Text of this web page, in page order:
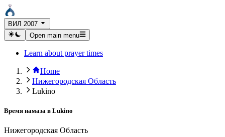
ВИЛ 2007
Open main menu
Learn about prayer times
Home
Нижегородская Область
Lukino
Время намаза в Lukino
Нижегородская Область